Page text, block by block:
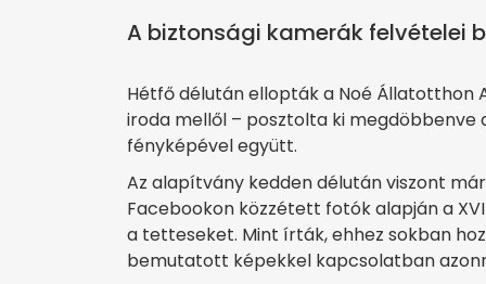
A biztonsági kamerák felvételei
Hétfő délután ellopták a Noé
iroda mellől – posztolta ki
fényképével együtt.
Az alapítvány kedden délután viszont
Facebookon közzétett fotók alapján a
a tetteseket. Mint írták, ehhez sokban
bemutatott képekkel kapcsolatban